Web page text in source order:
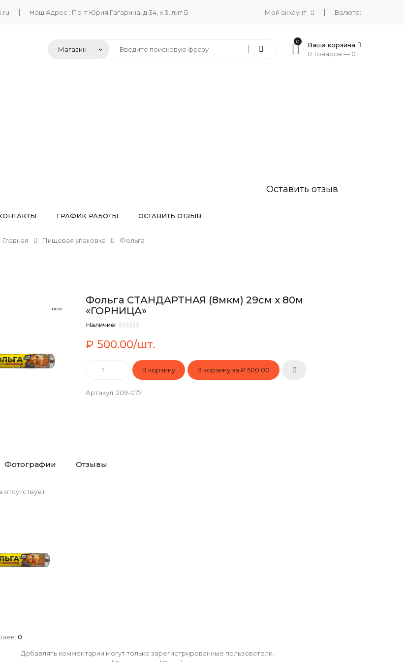
Наш Адрес : Пр-т Юрия Гагарина, д 34, к 3, лит Б Мой аккаунт Валюта:
0
Ваша корзина
0 товаров — 0
Оставить отзыв
ГРАФИК РАБОТЫ ОСТАВИТЬ ОТЗЫВ
Главная Пищевая упаковка Фольга
new
Фольга СТАНДАРТНАЯ (8мкм) 29см х 80м
«ГОРНИЦА»
Наличие:
₽ 500.00/шт.
В корзину за ₽ 500.00
Артикул: 209-077
Фотографии Отзывы
отсутствует
:0
Добавлять комментарии могут только зарегистрированные пользователи.